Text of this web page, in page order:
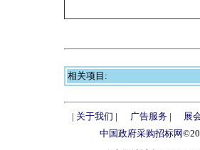
相关项目:
| 关于我们 | 广告服务| 展
中国政府采购招标网